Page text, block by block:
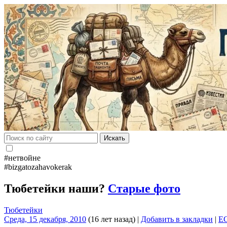
Искать
#нетвойне
#bizgatozahavokerak
Тюбетейки наши? Старые фото
Тюбетейки
Среда, 15 декабря, 2010 (16 лет назад) | Добавить в закладки |